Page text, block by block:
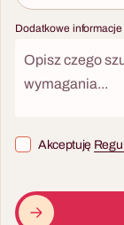
Dodatkowe informacje
Akceptuję